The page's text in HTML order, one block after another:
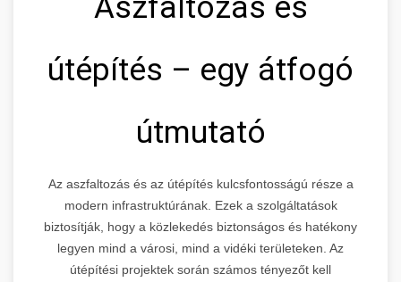
útépítés – egy átfogó
útmutató
Az aszfaltozás és az útépítés kulcsfontosságú része a
modern infrastruktúrának. Ezek a szolgáltatások
biztosítják, hogy a közlekedés biztonságos és hatékony
legyen mind a városi, mind a vidéki területeken. Az
útépítési projektek során számos tényezőt kell